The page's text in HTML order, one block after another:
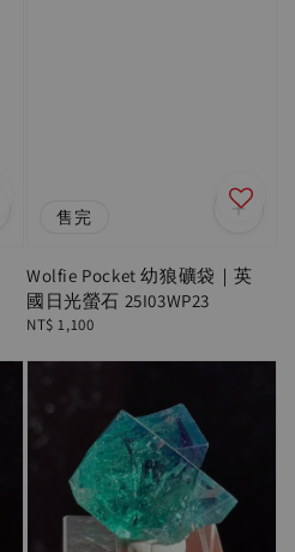
售完
Wolfie Pocket 幼狼礦袋｜英
國日光螢石 25I03WP23
Regular
NT$ 1,100